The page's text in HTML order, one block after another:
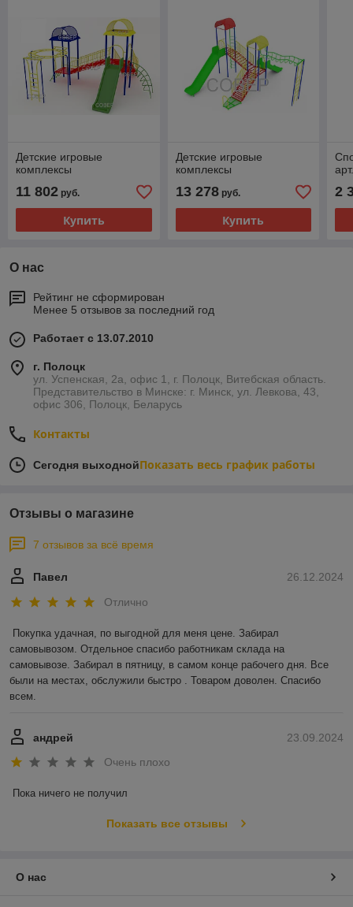
Детские игровые
комплексы
11 802 руб.
Купить
Детские игровые
комплексы
13 278руб.
Купить
2
О нас
Рейтинг не сформирован
Менее 5 отзывов за последний год
Работает с 13.07.2010
г. Полоцк
ул. Успенская, 2а, офис 1, г. Полоцк, Витебская область.
Представительство в Минске: г. Минск, ул. Левкова, 43,
офис 306, Полоцк, Беларусь
Контакты
Сегодня выходнойПоказать весь график работы
Отзывы о магазине
7 отзывов за всё время
26.12.2024
Павел
Отлично
Покупка удачная, по выгодной для меня цене. Забирал
самовывозом. Отдельное спасибо работникам склада на
самовывозе. Забирал в пятницу, в самом конце рабочего дня. Все
были на местах, обслужили быстро . Товаром доволен. Спасибо
всем.
23.09.2024
андрей
Очень плохо
Пока ничего не получил
Показать все отзывы
О нас